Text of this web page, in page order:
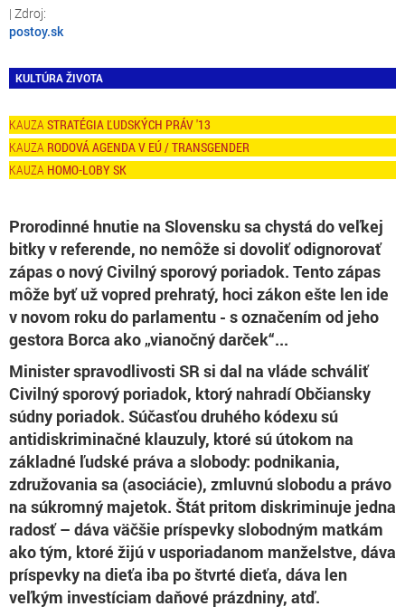
postoy.sk
KULTÚRA ŽIVOTA
STRATÉGIA ĽUDSKÝCH PRÁV '13
RODOVÁ AGENDA V EÚ / TRANSGENDER
HOMO-LOBY SK
Prorodinné hnutie na Slovensku sa chystá do veľkej
bitky v referende, no nemôže si dovoliť odignorovať
zápas o nový Civilný sporový poriadok. Tento zápas
môže byť už vopred prehratý, hoci zákon ešte len ide
v novom roku do parlamentu - s označením od jeho
gestora Borca ako „vianočný darček“...
Minister spravodlivosti SR si dal na vláde schváliť
Civilný sporový poriadok, ktorý nahradí Občiansky
súdny poriadok. Súčasťou druhého kódexu sú
antidiskriminačné klauzuly, ktoré sú útokom na
základné ľudské práva a slobody: podnikania,
združovania sa (asociácie), zmluvnú slobodu a právo
na súkromný majetok. Štát pritom diskriminuje jedna
radosť – dáva väčšie príspevky slobodným matkám
ako tým, ktoré žijú v usporiadanom manželstve, dáva
príspevky na dieťa iba po štvrté dieťa, dáva len
veľkým investíciam daňové prázdniny, atď.